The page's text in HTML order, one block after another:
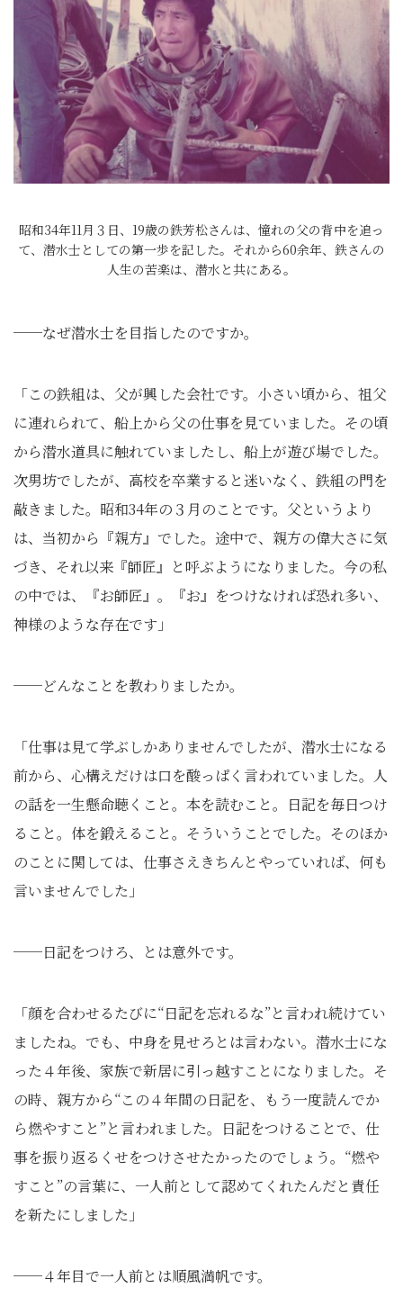
昭和34年11月３日、19歳の鉄芳松さんは、憧れの父の背中を追っ
て、潜水士としての第一歩を記した。それから60余年、鉄さんの
人生の苦楽は、潜水と共にある。
──なぜ潜水士を目指したのですか。
「この鉄組は、父が興した会社です。小さい頃から、祖父
に連れられて、船上から父の仕事を見ていました。その頃
から潜水道具に触れていましたし、船上が遊び場でした。
次男坊でしたが、高校を卒業すると迷いなく、鉄組の門を
敲きました。昭和34年の３月のことです。父というより
は、当初から『親方』でした。途中で、親方の偉大さに気
づき、それ以来『師匠』と呼ぶようになりました。今の私
の中では、『お師匠』。『お』をつけなければ恐れ多い、
神様のような存在です」
──どんなことを教わりましたか。
「仕事は見て学ぶしかありませんでしたが、潜水士になる
前から、心構えだけは口を酸っぱく言われていました。人
の話を一生懸命聴くこと。本を読むこと。日記を毎日つけ
ること。体を鍛えること。そういうことでした。そのほか
のことに関しては、仕事さえきちんとやっていれば、何も
言いませんでした」
──日記をつけろ、とは意外です。
「顔を合わせるたびに“日記を忘れるな”と言われ続けてい
ましたね。でも、中身を見せろとは言わない。潜水士にな
った４年後、家族で新居に引っ越すことになりました。そ
の時、親方から“この４年間の日記を、もう一度読んでか
ら燃やすこと”と言われました。日記をつけることで、仕
事を振り返るくせをつけさせたかったのでしょう。“燃や
すこと”の言葉に、一人前として認めてくれたんだと責任
を新たにしました」
──４年目で一人前とは順風満帆です。